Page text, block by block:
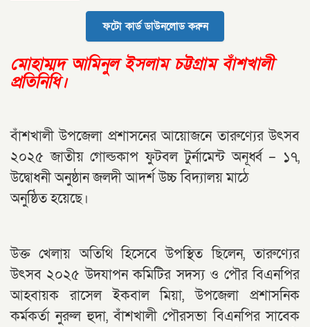
ফটো কার্ড ডাউনলোড করুন
মোহাম্মদ আমিনুল ইসলাম চট্টগ্রাম বাঁশখালী
প্রতিনিধি।
বাঁশখালী উপজেলা প্রশাসনের আয়োজনে তারুণ্যের উৎসব
২০২৫ জাতীয় গোল্ডকাপ ফুটবল টুর্নামেন্ট অনূর্ধ্ব – ১৭,
উদ্বোধনী অনুষ্ঠান জলদী আদর্শ উচ্চ বিদ্যালয় মাঠে
অনুষ্ঠিত হয়েছে।
উক্ত খেলায় অতিথি হিসেবে উপস্থিত ছিলেন, তারুণ্যের
উৎসব ২০২৫ উদযাপন কমিটির সদস্য ও পৌর বিএনপির
আহবায়ক রাসেল ইকবাল মিয়া, উপজেলা প্রশাসনিক
কর্মকর্তা নুরুল হুদা, বাঁশখালী পৌরসভা বিএনপির সাবেক